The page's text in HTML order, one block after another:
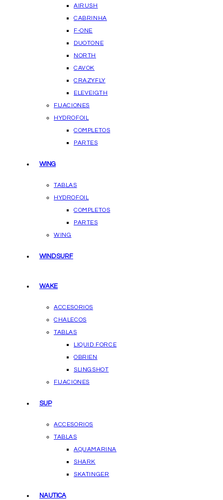
AIRUSH
CABRINHA
F-ONE
DUOTONE
NORTH
CAVOK
CRAZYFLY
ELEVEIGTH
FIJACIONES
HYDROFOIL
COMPLETOS
PARTES
WING
TABLAS
HYDROFOIL
COMPLETOS
PARTES
WING
WINDSURF
WAKE
ACCESORIOS
CHALECOS
TABLAS
LIQUID FORCE
OBRIEN
SLINGSHOT
FIJACIONES
SUP
ACCESORIOS
TABLAS
AQUAMARINA
SHARK
SKATINGER
NAUTICA